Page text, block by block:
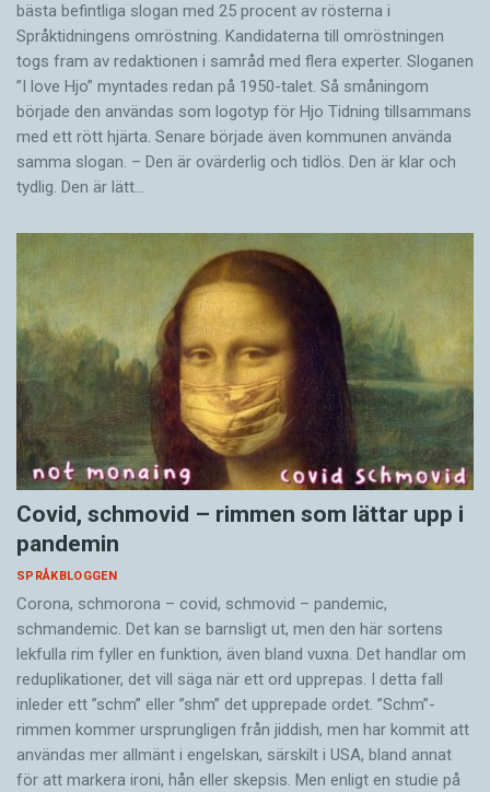
bästa befintliga slogan med 25 procent av rösterna i
Språktidningens omröstning. Kandidaterna till omröstningen
togs fram av redaktionen i samråd med flera experter. Sloganen
”I love Hjo” myntades redan på 1950-talet. Så småningom
började den användas som logotyp för Hjo Tidning tillsammans
med ett rött hjärta. Senare började även kommunen använda
samma slogan. – Den är ovärderlig och tidlös. Den är klar och
tydlig. Den är lätt…
Covid, schmovid – rimmen som lättar upp i
pandemin
SPRÅKBLOGGEN
Corona, schmorona – covid, schmovid – pandemic,
schmandemic. Det kan se barnsligt ut, men den här sortens
lekfulla rim fyller en funktion, även bland vuxna. Det handlar om
reduplikationer, det vill säga när ett ord upprepas. I detta fall
inleder ett ”schm” eller ”shm” det upprepade ordet. ”Schm”-
rimmen kommer ursprungligen från jiddish, men har kommit att
användas mer allmänt i engelskan, särskilt i USA, bland annat
för att markera ironi, hån eller skepsis. Men enligt en studie på